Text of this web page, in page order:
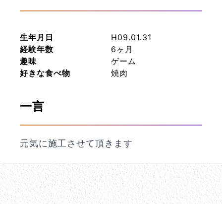
生年月日
H09.01.31
経験年数
6ヶ月
趣味
ゲーム
好きな食べ物
焼肉
一言
元気に施工させて頂きます